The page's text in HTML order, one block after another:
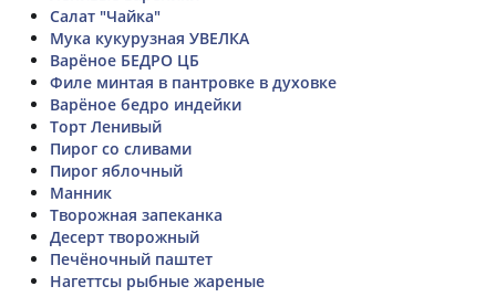
Салат "Чайка"
Мука кукурузная УВЕЛКА
Варёное БЕДРО ЦБ
Филе минтая в пантровке в духовке
Варёное бедро индейки
Торт Ленивый
Пирог со сливами
Пирог яблочный
Манник
Творожная запеканка
Десерт творожный
Печёночный паштет
Нагеттсы рыбные жареные